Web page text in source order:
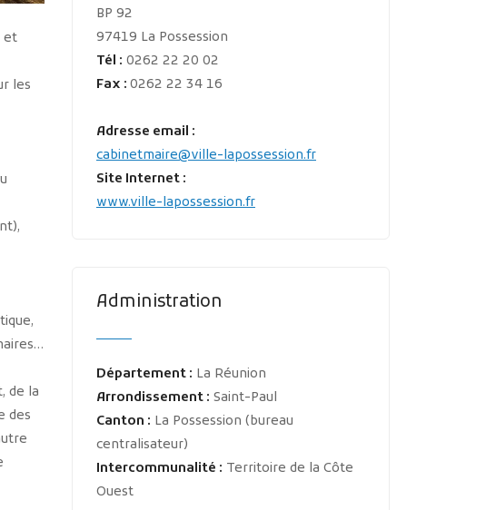
et
les
de la
des
BP 92
97419 La Possession
Tél : 0262 22 20 02
Fax : 0262 22 34 16
Adresse email :
cabinetmaire@ville-lapossession.fr
Site Internet :
www.ville-lapossession.fr
Administration
Département : La Réunion
Arrondissement : Saint-Paul
Canton : La Possession (bureau
centralisateur)
Intercommunalité : Territoire de la Côte
Ouest